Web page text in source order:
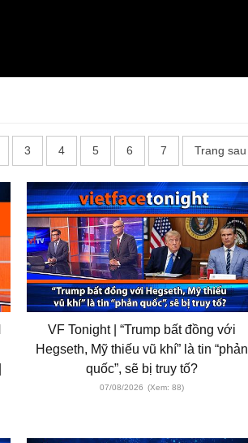
3 4 5 6 7 Trang sau
VF Tonight | “Trump bất đồng với
Hegseth, Mỹ thiếu vũ khí” là tin “phản
quốc”, sẽ bị truy tố?
07/08/2026 (Xem: 88)